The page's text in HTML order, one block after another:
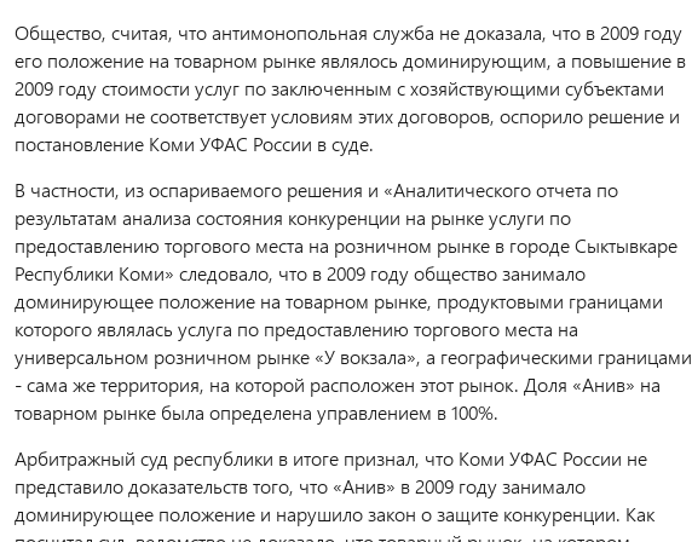
Общество, считая, что антимонопольная служба не доказала, что в 2009 году
его положение на товарном рынке являлось доминирующим, а повышение в
2009 году стоимости услуг по заключенным с хозяйствующими субъектами
договорами не соответствует условиям этих договоров, оспорило решение и
постановление Коми УФАС России в суде.
В частности, из оспариваемого решения и «Аналитического отчета по
результатам анализа состояния конкуренции на рынке услуги по
предоставлению торгового места на розничном рынке в городе Сыктывкаре
Республики Коми» следовало, что в 2009 году общество занимало
доминирующее положение на товарном рынке, продуктовыми границами
которого являлась услуга по предоставлению торгового места на
универсальном розничном рынке «У вокзала», а географическими границами
- сама же территория, на которой расположен этот рынок. Доля «Анив» на
товарном рынке была определена управлением в 100%.
Арбитражный суд республики в итоге признал, что Коми УФАС России не
представило доказательств того, что «Анив» в 2009 году занимало
доминирующее положение и нарушило закон о защите конкуренции. Как